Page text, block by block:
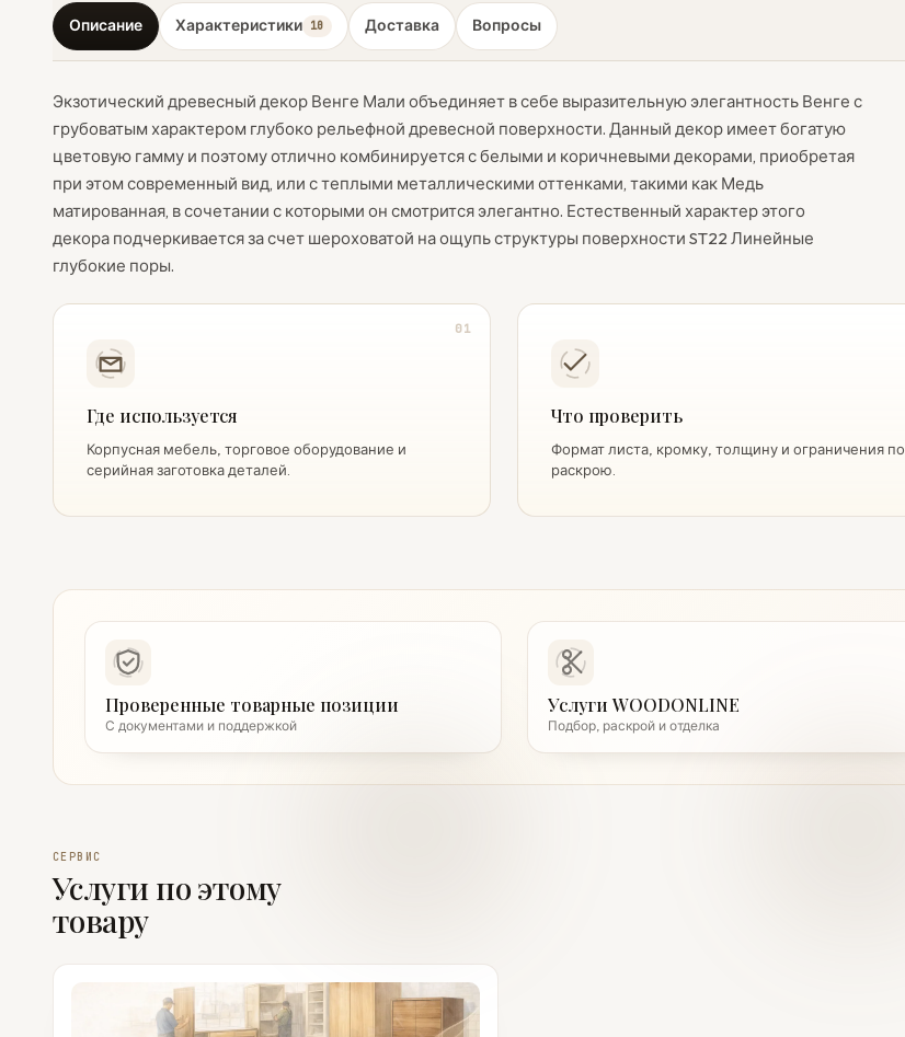
Описание Характеристики 10 Доставка Вопросы
Экзотический древесный декор Венге Мали объединяет в себе выразительную элегантность Венге с
грубоватым характером глубоко рельефной древесной поверхности. Данный декор имеет богатую
цветовую гамму и поэтому отлично комбинируется с белыми и коричневыми декорами, приобретая
при этом современный вид, или с теплыми металлическими оттенками, такими как Медь
матированная, в сочетании с которыми он смотрится элегантно. Естественный характер этого
декора подчеркивается за счет шероховатой на ощупь структуры поверхности ST22 Линейные
глубокие поры.
01
Где используется
Корпусная мебель, торговое оборудование и
серийная заготовка деталей.
Что проверить
Формат листа, кромку, толщину и ограничения по
раскрою.
Проверенные товарные позиции
С документами и поддержкой
Услуги WOODONLINE
Подбор, раскрой и отделка
СЕРВИС
Услуги по этому
товару